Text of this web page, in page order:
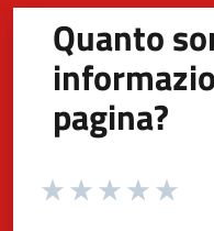
Quanto
pagina?
Valuta da 1 a 5 stelle la